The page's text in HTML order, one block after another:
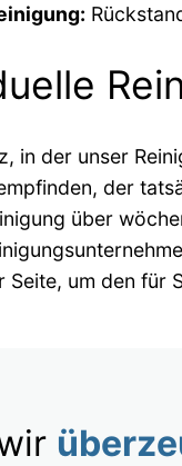
in der unser
der
über
Seite, um den für